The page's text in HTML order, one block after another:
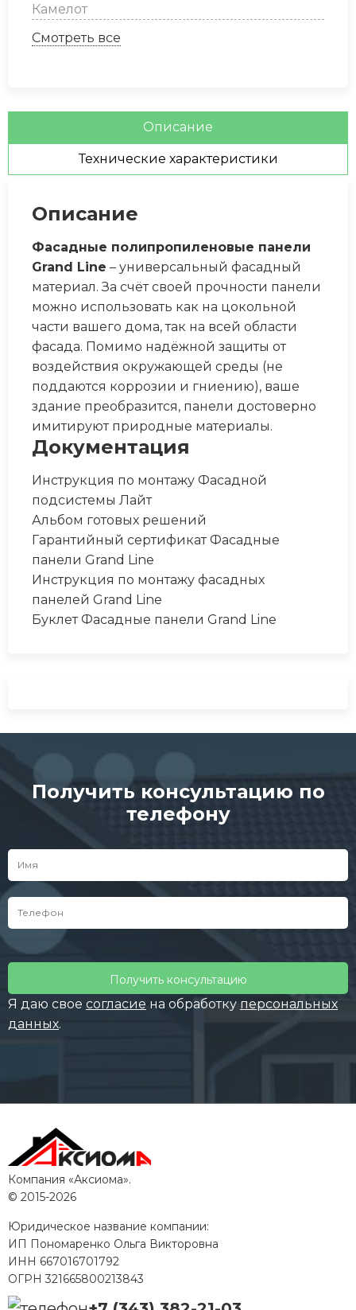
7006)
Камелот
Смотреть все
Описание
Технические характеристики
Описание
Фасадные полипропиленовые панели
Grand Line – универсальный фасадный
материал. За счёт своей прочности панели
можно использовать как на цокольной
части вашего дома, так на всей области
фасада. Помимо надёжной защиты от
воздействия окружающей среды (не
поддаются коррозии и гниению), ваше
здание преобразится, панели достоверно
имитируют природные материалы.
Документация
Инструкция по монтажу Фасадной
подсистемы Лайт
Альбом готовых решений
Гарантийный сертификат Фасадные
панели Grand Line
Инструкция по монтажу фасадных
панелей Grand Line
Буклет Фасадные панели Grand Line
Получить консультацию по
телефону
Оставьте
поле
пустым.
Я даю свое согласие на обработку персональных
данных.
Компания «Аксиома».
© 2015-2026
Юридическое название компании:
ИП Пономаренко Ольга Викторовна
ИНН 667016701792
ОГРН 321665800213843